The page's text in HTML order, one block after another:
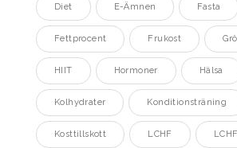
Diet E-Ämnen Fasta
Fettprocent Frukost
HIIT Hormoner Hälsa
Kolhydrater Konditionsträning
Kosttillskott LCHF